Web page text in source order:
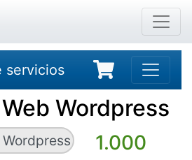
servicios
Wordpress
1.000